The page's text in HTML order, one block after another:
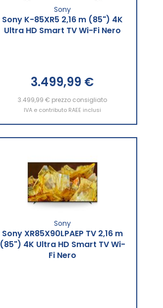
Sony
Sony K-85XR5 2,16 m (85") 4K
Ultra HD Smart TV Wi-Fi Nero
3.499,99 €
3.499,99 € prezzo consigliato
IVA e contributo RAEE inclusi
Aggiungi al Carrello
Sony
Sony XR85X90LPAEP TV 2,16 m
(85") 4K Ultra HD Smart TV Wi-
Fi Nero